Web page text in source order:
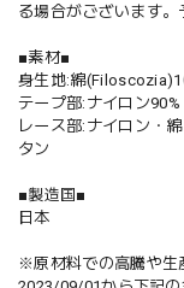
る場合がございます。
■素材■
身生地:綿
テープ部:ナイロン
レース部:ナイロン・
タン
■製造国■
日本
※原材料での高騰や生